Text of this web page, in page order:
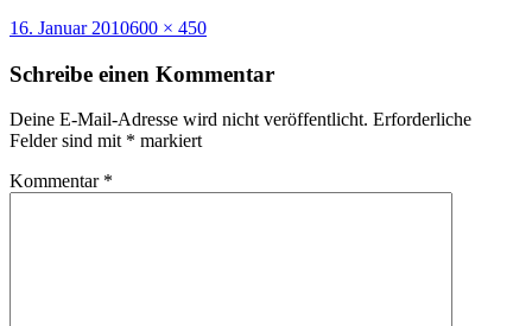
Veröffentlicht
16. Januar 2010Volle
600 × 450
Schreibe einen Kommentar
Deine E-Mail-Adresse wird nicht veröffentlicht. Erforderliche
Felder sind mit * markiert
Kommentar *